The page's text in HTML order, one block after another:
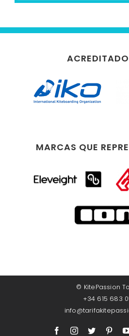
MARCAS QUE
© KitePassion
+34 615 683
FacebookInstagram
Twitter